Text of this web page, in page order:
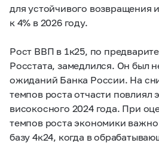
для устойчивого возвращения
к 4% в 2026 году.
Рост ВВП в 1к25, по
Росстата, замедлился. Он был
ожиданий Банка России. На
темпов роста отчасти повлиял
високосного 2024 года. При
темпов роста экономики
базу 4к24, когда в